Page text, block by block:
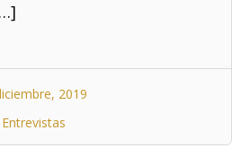
2019
Entrevistas